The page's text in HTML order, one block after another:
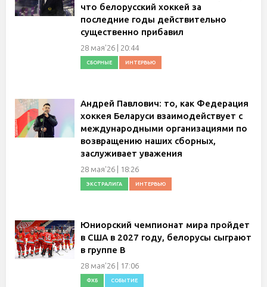
что белорусский хоккей за
последние годы действительно
существенно прибавил
28 мая'26 | 20:44
СБОРНЫЕ ИНТЕРВЬЮ
Андрей Павлович: то, как Федерация
хоккея Беларуси взаимодействует с
международными организациями по
возвращению наших сборных,
заслуживает уважения
28 мая'26 | 18:26
ЭКСТРАЛИГА ИНТЕРВЬЮ
Юниорский чемпионат мира пройдет
в США в 2027 году, белорусы сыграют
в группе B
28 мая'26 | 17:06
ФХБ СОБЫТИЕ